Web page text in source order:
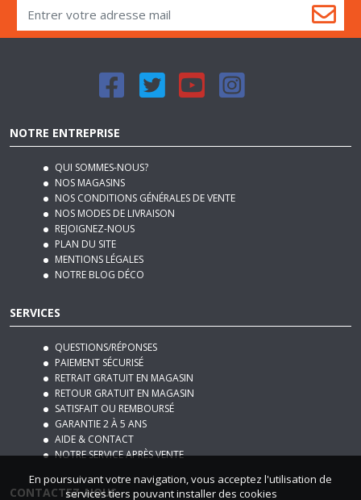
NOTRE ENTREPRISE
QUI SOMMES-NOUS?
NOS MAGASINS
NOS CONDITIONS GÉNÉRALES DE VENTE
NOS MODES DE LIVRAISON
REJOIGNEZ-NOUS
PLAN DU SITE
MENTIONS LÉGALES
NOTRE BLOG DÉCO
SERVICES
QUESTIONS/RÉPONSES
PAIEMENT SÉCURISÉ
RETRAIT GRATUIT EN MAGASIN
RETOUR GRATUIT EN MAGASIN
SATISFAIT OU REMBOURSÉ
GARANTIE 2 À 5 ANS
AIDE & CONTACT
NOTRE SERVICE APRÈS VENTE
CONTACTEZ-NOUS
En poursuivant votre navigation, vous acceptez l'utilisation de
services tiers pouvant installer des cookies